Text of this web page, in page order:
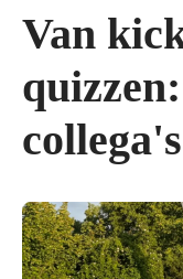
Van